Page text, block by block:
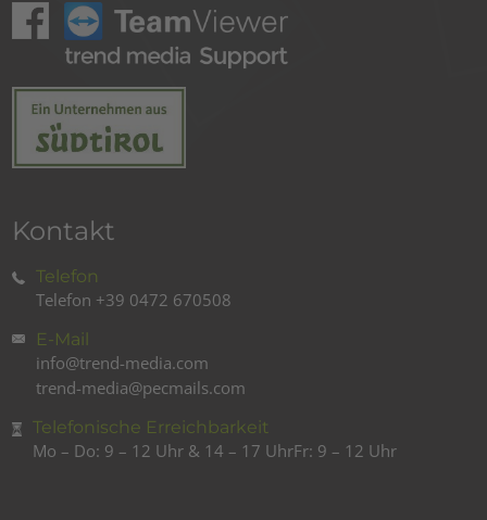
Kontakt
Telefon
Telefon +39 0472 670508
E-Mail
info@trend-media.com
trend-media@pecmails.com
Telefonische Erreichbarkeit
Mo – Do: 9 – 12 Uhr & 14 – 17 UhrFr: 9 – 12 Uhr